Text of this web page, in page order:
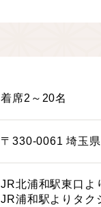
着席2～20名
〒330-0061 埼玉
JR北浦和駅東口よ
JR浦和駅よりタク